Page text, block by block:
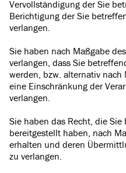
Vervollständigung der Sie
Berichtigung der Sie
verlangen.
Sie haben nach Maßgabe
verlangen, dass Sie
werden, bzw. alternativ nach
eine Einschränkung der
verlangen.
Sie haben das Recht, die
bereitgestellt haben, nach
erhalten und deren
zu verlangen.